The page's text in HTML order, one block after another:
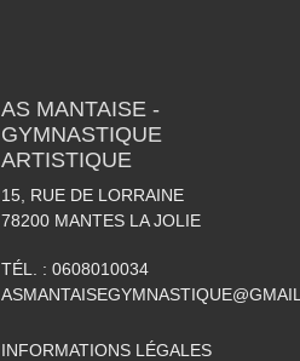
AS MANTAISE -
GYMNASTIQUE
ARTISTIQUE
15, RUE DE LORRAINE
78200 MANTES LA JOLIE
TÉL. : 0608010034
INFORMATIONS LÉGALES